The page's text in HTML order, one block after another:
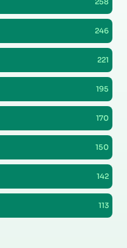
246
221
195
170
150
142
113